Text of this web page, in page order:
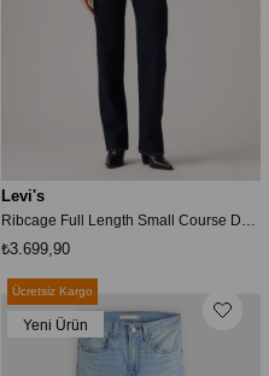
Levi's
₺3.699,90
Ücretsiz Kargo
Yeni Ürün